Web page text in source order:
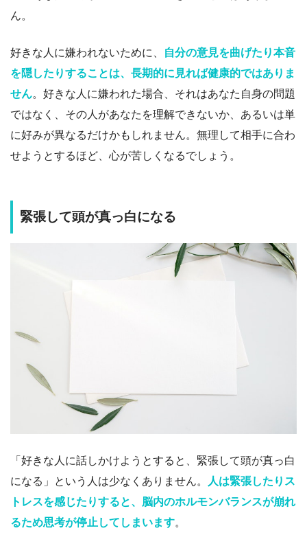
ん。
好きな人に嫌われないために、
自分の意見を曲げたり本音
を隠したりすることは、長期的に見れば健康的ではありま
せん。好きな人に嫌われた場合、それはあなた自身の問題
ではなく、その人があなたを理解できないか、あるいは単
に好みが異なるだけかもしれません。無理して相手に合わ
せようとするほど、心が苦しくなるでしょう。
緊張して頭が真っ白になる
「好きな人に話しかけようとすると、緊張して頭が真っ白
になる」という人は少なくありません。
人は緊張したりス
トレスを感じたりすると、脳内のホルモンバランスが崩れ
るため思考が停止してしまいます。